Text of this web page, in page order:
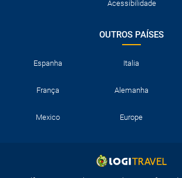
Acessibilidade
OUTROS PAÍSES
Espanha Italia
França Alemanha
Mexico Europe